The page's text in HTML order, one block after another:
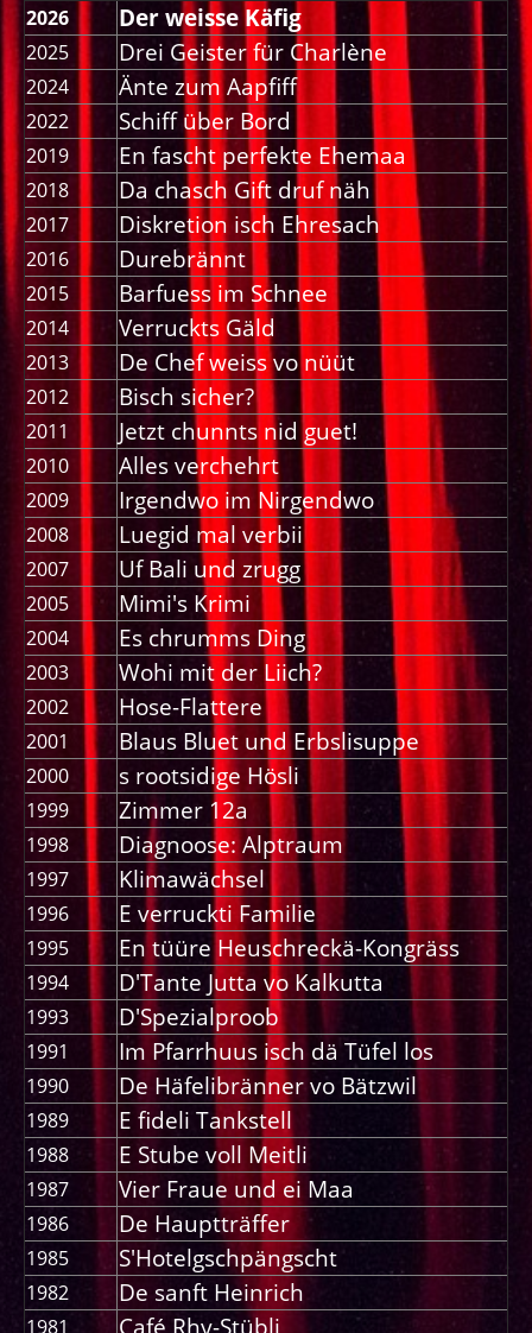
2026 Der weisse Käfig
2025 Drei Geister für Charlène
2024 Änte zum Aapfiff
2022 Schiff über Bord
2019 En fascht perfekte Ehemaa
2018 Da chasch Gift druf näh
2017 Diskretion isch Ehresach
2016 Durebrännt
2015 Barfuess im Schnee
2014 Verruckts Gäld
2013 De Chef weiss vo nüüt
2012 Bisch sicher?
2011 Jetzt chunnts nid guet!
2010 Alles verchehrt
2009 Irgendwo im Nirgendwo
2008 Luegid mal verbii
2007 Uf Bali und zrugg
2005 Mimi's Krimi
2004 Es chrumms Ding
2003 Wohi mit der Liich?
2002 Hose-Flattere
2001 Blaus Bluet und Erbslisuppe
2000 s rootsidige Hösli
1999 Zimmer 12a
1998 Diagnoose: Alptraum
1997 Klimawächsel
1996 E verruckti Familie
1995 En tüüre Heuschreckä-Kongräss
1994 D'Tante Jutta vo Kalkutta
1993 D'Spezialproob
1991 Im Pfarrhuus isch dä Tüfel los
1990 De Häfelibränner vo Bätzwil
1989 E fideli Tankstell
1988 E Stube voll Meitli
1987 Vier Fraue und ei Maa
1986 De Hauptträffer
1985 S'Hotelgschpängscht
1982 De sanft Heinrich
1981